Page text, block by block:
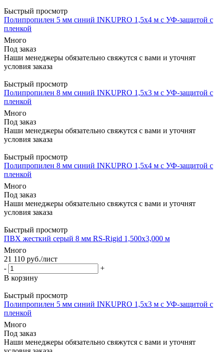
Быстрый просмотр
Полипропилен 5 мм синий INKUPRO 1,5х4 м с УФ-защитой с
пленкой
Много
Под заказ
Наши менеджеры обязательно свяжутся с вами и уточнят
условия заказа
Быстрый просмотр
Полипропилен 8 мм синий INKUPRO 1,5х3 м с УФ-защитой с
пленкой
Много
Под заказ
Наши менеджеры обязательно свяжутся с вами и уточнят
условия заказа
Быстрый просмотр
Полипропилен 8 мм синий INKUPRO 1,5х4 м с УФ-защитой с
пленкой
Много
Под заказ
Наши менеджеры обязательно свяжутся с вами и уточнят
условия заказа
Быстрый просмотр
ПВХ жесткий серый 8 мм RS-Rigid 1,500х3,000 м
Много
21 110 руб./лист
-
+
В корзину
Быстрый просмотр
Полипропилен 5 мм синий INKUPRO 1,5х3 м с УФ-защитой с
пленкой
Много
Под заказ
Наши менеджеры обязательно свяжутся с вами и уточнят